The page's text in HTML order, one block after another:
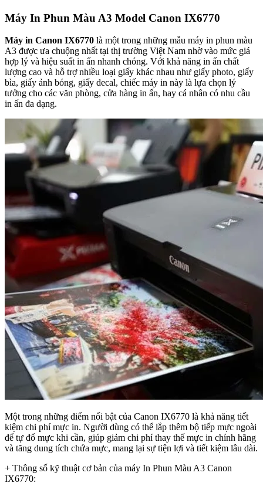
Máy In Phun Màu A3 Model Canon IX6770
Máy in Canon IX6770 là một trong những mẫu máy in phun màu
A3 được ưa chuộng nhất tại thị trường Việt Nam nhờ vào mức giá
hợp lý và hiệu suất in ấn nhanh chóng. Với khả năng in ấn chất
lượng cao và hỗ trợ nhiều loại giấy khác nhau như giấy photo, giấy
bìa, giấy ảnh bóng, giấy decal, chiếc máy in này là lựa chọn lý
tưởng cho các văn phòng, cửa hàng in ấn, hay cá nhân có nhu cầu
in ấn đa dạng.
Một trong những điểm nổi bật của Canon IX6770 là khả năng tiết
kiệm chi phí mực in. Người dùng có thể lắp thêm bộ tiếp mực ngoài
để tự đổ mực khi cần, giúp giảm chi phí thay thế mực in chính hãng
và tăng dung tích chứa mực, mang lại sự tiện lợi và tiết kiệm lâu dài.
+ Thông số kỹ thuật cơ bản của máy In Phun Màu A3 Canon
IX6770: